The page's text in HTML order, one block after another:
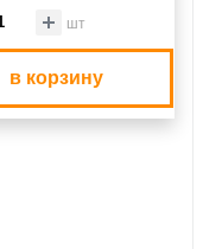
шт
в корзину